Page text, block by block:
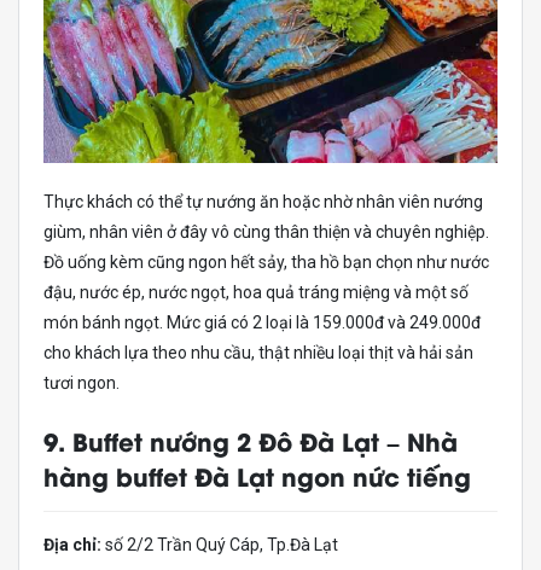
Thực khách có thể tự nướng ăn hoặc nhờ nhân viên nướng
giùm, nhân viên ở đây vô cùng thân thiện và chuyên nghiệp.
Đồ uống kèm cũng ngon hết sảy, tha hồ bạn chọn như nước
đậu, nước ép, nước ngọt, hoa quả tráng miệng và một số
món bánh ngọt. Mức giá có 2 loại là 159.000đ và 249.000đ
cho khách lựa theo nhu cầu, thật nhiều loại thịt và hải sản
tươi ngon.
9. Buffet nướng 2 Đô Đà Lạt – Nhà
hàng buffet Đà Lạt ngon nức tiếng
Địa chỉ: số 2/2 Trần Quý Cáp, Tp.Đà Lạt